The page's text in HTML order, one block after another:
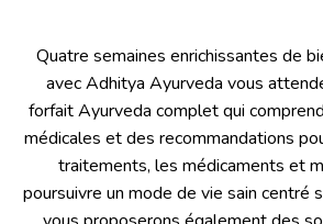
Quatre semaines enrichissantes de
avec Adhitya Ayurveda vous
forfait Ayurveda complet qui
médicales et des recommandations
traitements, les médicaments et
poursuivre un mode de vie sain centré